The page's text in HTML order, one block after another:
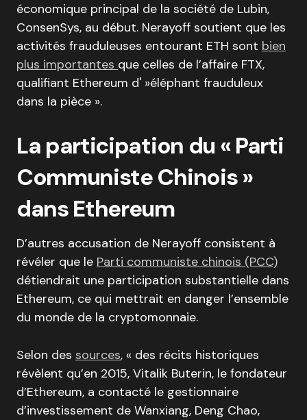
économique principal de la société de Lubin,
ConsenSys, au début. Nerayoff soutient que les
activités frauduleuses entourant ETH sont bien
plus importantes que celles de l’affaire FTX,
qualifiant Ethereum d' »éléphant frauduleux
dans la pièce ».
La participation du « Parti
Communiste Chinois »
dans Ethereum
D’autres accusation de Nerayoff consistent à
révéler que le Parti communiste chinois (PCC)
détiendrait une participation substantielle dans
Ethereum, ce qui mettrait en danger l’ensemble
du monde de la cryptomonnaie.
Selon des sources, « des récits historiques
révèlent qu’en 2015, Vitalik Buterin, le fondateur
d’Ethereum, a contacté le gestionnaire
d’investissement de Wanxiang, Deng Chao,